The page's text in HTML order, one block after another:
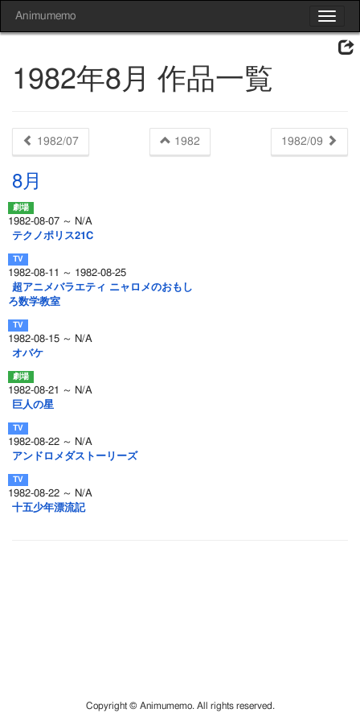
Toggle
Animumemo
1982年8月 作品一覧
1982/07 1982 1982/09
8月
1982-08-07 ～ N/A
テクノポリス21C
1982-08-11 ～ 1982-08-25
超アニメバラエティ ニャロメのおもし
ろ数学教室
1982-08-15 ～ N/A
オバケ
1982-08-21 ～ N/A
巨人の星
1982-08-22 ～ N/A
アンドロメダストーリーズ
1982-08-22 ～ N/A
十五少年漂流記
Copyright © Animumemo. All rights reserved.